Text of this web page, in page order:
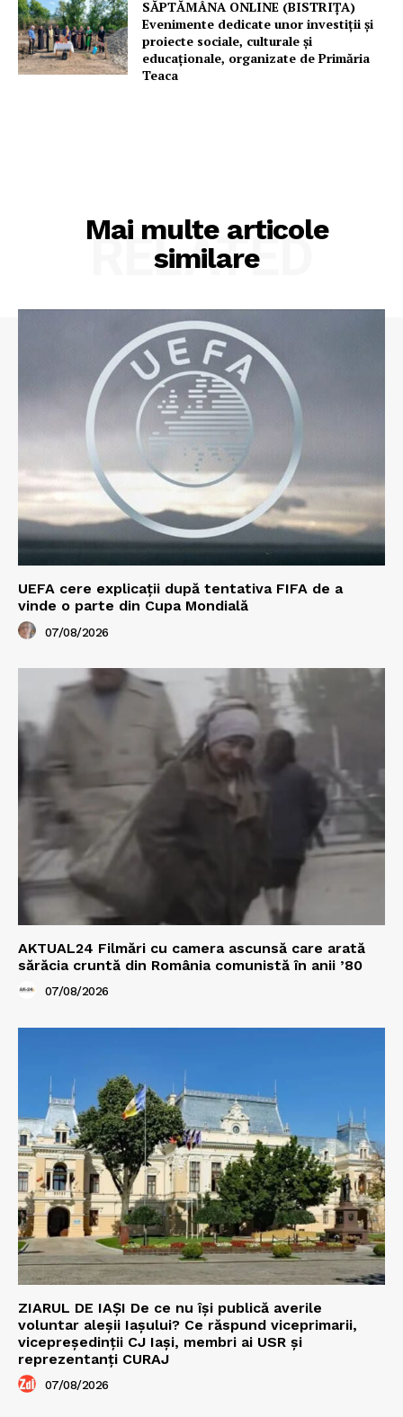
SĂPTĂMÂNA ONLINE (BISTRIȚA)
Evenimente dedicate unor investiții și
proiecte sociale, culturale și
educaționale, organizate de Primăria
Teaca
Mai multe articole
similare
RELATED
UEFA cere explicații după tentativa FIFA de a
vinde o parte din Cupa Mondială
07/08/2026
AKTUAL24 Filmări cu camera ascunsă care arată
sărăcia cruntă din România comunistă în anii ’80
07/08/2026
ZIARUL DE IAȘI De ce nu își publică averile
voluntar aleșii Iașului? Ce răspund viceprimarii,
vicepreședinții CJ Iași, membri ai USR și
reprezentanți CURAJ
07/08/2026